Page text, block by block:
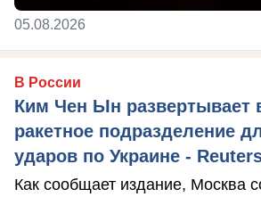
05.08.2026
В России
Ким Чен Ын развертывает
ракетное подразделение
ударов по Украине -
Как сообщает издание, Москва